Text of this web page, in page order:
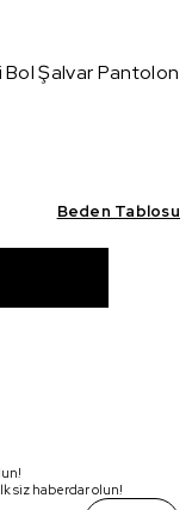
Bol Şalvar Pantolon
Beden Tablosu
siz haberdar olun!